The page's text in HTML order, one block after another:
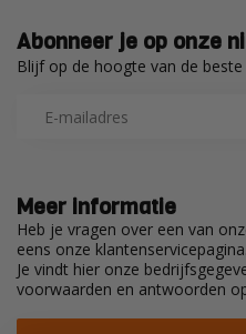
Meer informatie
Heb je vragen over een van
eens onze klantenservicepagina.
Je vindt hier onze
voorwaarden en antwoorden
Abonneer je op onze
Blijf op de hoogte van de beste